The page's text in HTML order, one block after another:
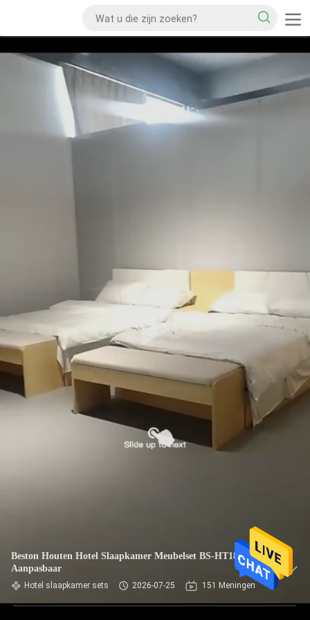
Beston Houten Hotel Slaapkamer Meubelset BS-HT18
Aanpasbaar
Hotel slaapkamer sets 2026-07-25 151 Meningen